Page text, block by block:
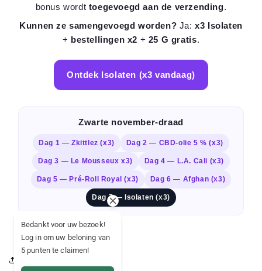
bonus wordt toegevoegd aan de verzending.
Kunnen ze samengevoegd worden? Ja:x3 Isolaten
+ bestellingen x2 + 25 G gratis.
Ontdek Isolaten (x3 vandaag)
Zwarte november-draad
Dag 1 — Zkittlez (x3) Dag 2 — CBD-olie 5 % (x3)
Dag 3 — Le Mousseux x3) Dag 4 — L.A. Cali (x3)
Dag 5 — Pré-Roll Royal (x3) Dag 6 — Afghan (x3)
Dag 7 — Isolaten (x3)
Bedankt voor uw bezoek!
Log in om uw beloning van
5 punten te claimen!